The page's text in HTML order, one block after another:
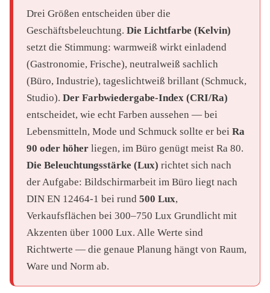
Drei Größen entscheiden über die
Geschäftsbeleuchtung. Die Lichtfarbe (Kelvin)
setzt die Stimmung: warmweiß wirkt einladend
(Gastronomie, Frische), neutralweiß sachlich
(Büro, Industrie), tageslichtweiß brillant (Schmuck,
Studio). Der Farbwiedergabe-Index (CRI/Ra)
entscheidet, wie echt Farben aussehen — bei
Lebensmitteln, Mode und Schmuck sollte er bei Ra
90 oder höher liegen, im Büro genügt meist Ra 80.
Die Beleuchtungsstärke (Lux) richtet sich nach
der Aufgabe: Bildschirmarbeit im Büro liegt nach
DIN EN 12464-1 bei rund 500 Lux,
Verkaufsflächen bei 300–750 Lux Grundlicht mit
Akzenten über 1000 Lux. Alle Werte sind
Richtwerte — die genaue Planung hängt von Raum,
Ware und Norm ab.